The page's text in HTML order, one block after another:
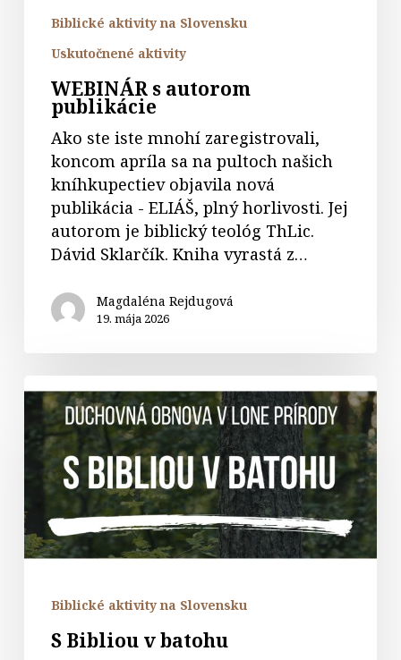
Biblické aktivity na Slovensku
Uskutočnené aktivity
WEBINÁR s autorom
publikácie
Ako ste iste mnohí zaregistrovali,
koncom apríla sa na pultoch našich
kníhkupectiev objavila nová
publikácia - ELIÁŠ, plný horlivosti. Jej
autorom je biblický teológ ThLic.
Dávid Sklarčík. Kniha vyrastá z…
Magdaléna Rejdugová
19. mája 2026
S
Bibliou
v
batohu
Biblické aktivity na Slovensku
S Bibliou v batohu